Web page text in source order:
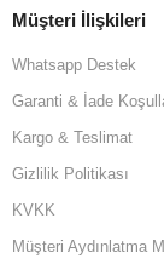
Müşteri İlişkileri
Whatsapp Destek
Garanti & İade
Kargo & Teslimat
Gizlilik Politikası
KVKK
Müşteri Aydınlatma